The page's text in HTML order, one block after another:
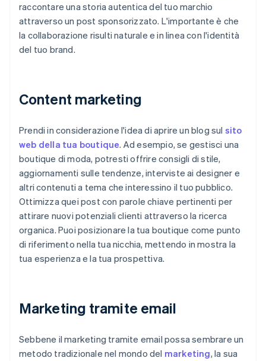
raccontare una storia autentica del tuo marchio
attraverso un post sponsorizzato. L'importante è che
la collaborazione risulti naturale e in linea con l'identità
del tuo brand.
Content marketing
Prendi in considerazione l'idea di aprire un blog sul sito
web della tua boutique. Ad esempio, se gestisci una
boutique di moda, potresti offrire consigli di stile,
aggiornamenti sulle tendenze, interviste ai designer e
altri contenuti a tema che interessino il tuo pubblico.
Ottimizza quei post con parole chiave pertinenti per
attirare nuovi potenziali clienti attraverso la ricerca
organica. Puoi posizionare la tua boutique come punto
di riferimento nella tua nicchia, mettendo in mostra la
tua esperienza e la tua prospettiva.
Marketing tramite email
Sebbene il marketing tramite email possa sembrare un
metodo tradizionale nel mondo del marketing, la sua